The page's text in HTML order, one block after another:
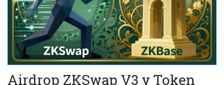
Airdrop ZKSwap V3 y Token